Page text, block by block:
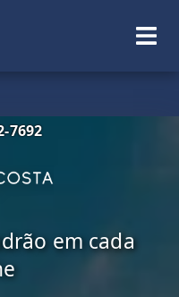
7692
em cada